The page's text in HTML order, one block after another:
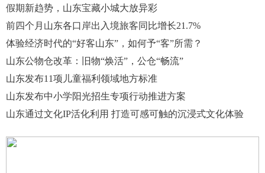
假期新趋势，山东宝藏小城大放异彩
前四个月山东各口岸出入境旅客同比增长21.7%
体验经济时代的“好客山东”，如何予“客”所需？
山东公物仓改革：旧物“焕活”，公仓“畅流”
山东发布11项儿童福利领域地方标准
山东发布中小学阳光招生专项行动推进方案
山东通过文化IP活化利用 打造可感可触的沉浸式文化体验